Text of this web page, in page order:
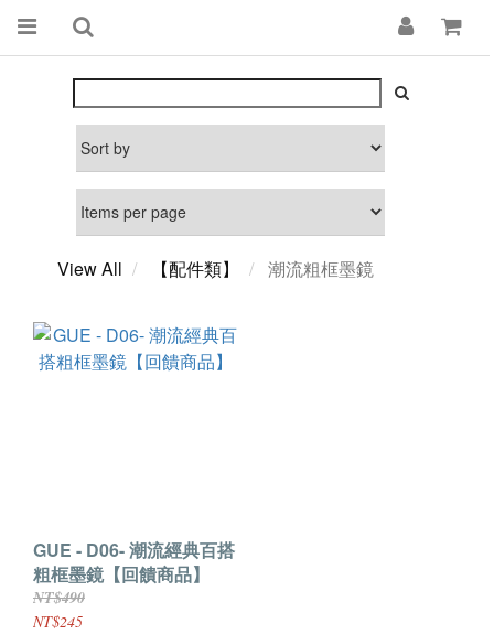
View All 【配件類】 潮流粗框墨鏡
GUE - D06- 潮流經典百搭
粗框墨鏡【回饋商品】
NT$490
NT$245